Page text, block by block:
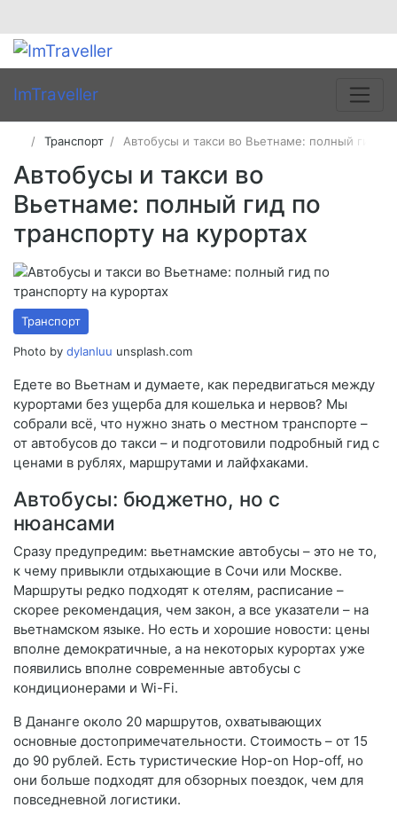
ImTraveller
Транспорт Автобусы и такси во Вьетнаме: полный гид по
Автобусы и такси во
Вьетнаме: полный гид по
транспорту на курортах
Транспорт
Photo by dylanluu unsplash.com
Едете во Вьетнам и думаете, как передвигаться между
курортами без ущерба для кошелька и нервов? Мы
собрали всё, что нужно знать о местном транспорте –
от автобусов до такси – и подготовили подробный гид с
ценами в рублях, маршрутами и лайфхаками.
Автобусы: бюджетно, но с
нюансами
Сразу предупредим: вьетнамские автобусы – это не то,
к чему привыкли отдыхающие в Сочи или Москве.
Маршруты редко подходят к отелям, расписание –
скорее рекомендация, чем закон, а все указатели – на
вьетнамском языке. Но есть и хорошие новости: цены
вполне демократичные, а на некоторых курортах уже
появились вполне современные автобусы с
кондиционерами и Wi-Fi.
В Дананге около 20 маршрутов, охватывающих
основные достопримечательности. Стоимость – от 15
до 90 рублей. Есть туристические Hop-on Hop-off, но
они больше подходят для обзорных поездок, чем для
повседневной логистики.